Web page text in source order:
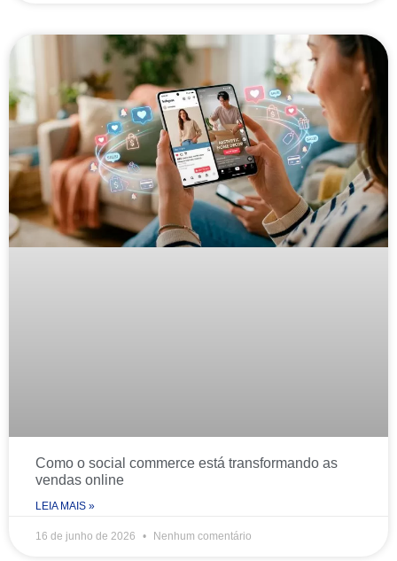
Como o social commerce está transformando as
vendas online
LEIA MAIS »
16 de junho de 2026 Nenhum comentário